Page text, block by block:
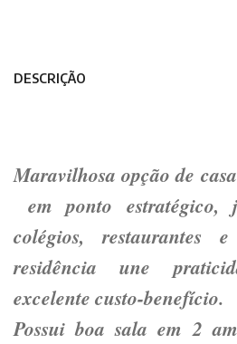
DESCRIÇÃO
Maravilhosa opção de
em ponto estratégico,
colégios, restaurantes
residência une
excelente custo-benefício.
Possui boa sala em 2